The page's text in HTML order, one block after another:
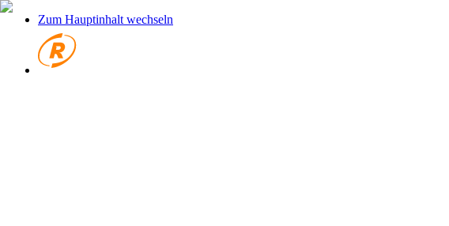
Zum Hauptinhalt wechseln